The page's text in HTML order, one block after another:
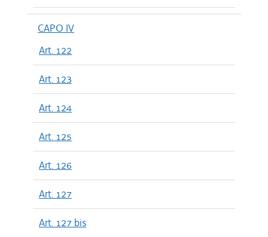
CAPO IV
Art. 122
Art. 123
Art. 124
Art. 125
Art. 126
Art. 127
Art. 127 bis